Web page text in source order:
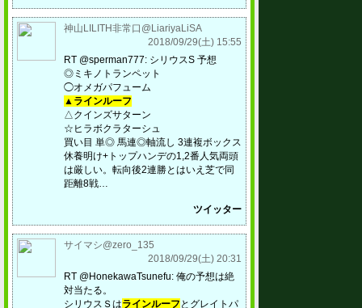
神山LILITH非常口@LiariyaLiSA
2018/09/29(土) 15:55
RT @sperman777: シリウスS 予想
◎ミキノトランペット
◯オメガパフューム
▲ラインルーフ
△クインズサターン
☆ヒラボクラターシュ
買い目 単◎ 馬連◎軸流し 3連複ボックス
休養明け+トップハンデの1,2番人気両頭
は厳しい。転向後2連勝とはいえ芝で同
距離8戦…
ツイッター
サイマシ@zero_135
2018/09/29(土) 20:31
RT @HonekawaTsunefu: 俺の予想は絶
対当たる。
シリウスＳはラインルーフ とグレイトパ